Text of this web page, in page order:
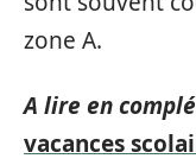
zone A.
A lire en
vacances